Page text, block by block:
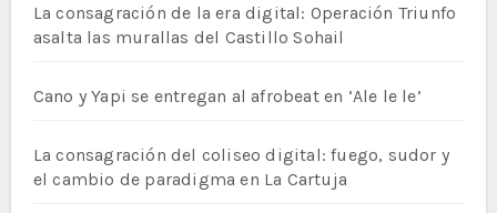
La consagración de la era digital: Operación Triunfo
asalta las murallas del Castillo Sohail
Cano y Yapi se entregan al afrobeat en ‘Ale le le’
La consagración del coliseo digital: fuego, sudor y
el cambio de paradigma en La Cartuja